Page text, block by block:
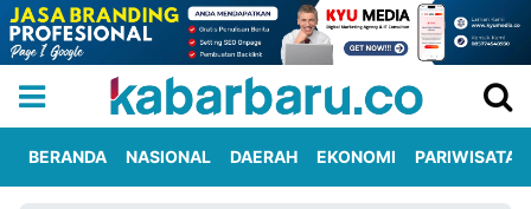
BERANDA NASIONAL DAERAH EKONOMI PARIWISATA